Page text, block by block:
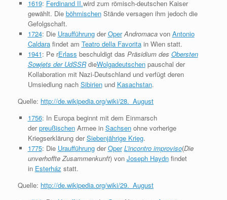
1619: Ferdinand II.wird zum römisch-deutschen Kaiser
gewählt. Die böhmischenStände versagen ihm jedoch die
Gefolgschaft.
1724: Die UraufführungderOper Andromaca von Antonio
Caldarafindet am Teatro della Favoritain Wien statt.
1941: Pe rErlass beschuldigt das Präsidium des Obersten
Sowjets der UdSSR dieWolgadeutschenpauschal der
Kollaboration mit Nazi-Deutschland und verfügt deren
Umsiedlung nach Sibirienund Kasachstan.
Quelle: http://de.wikipedia.org/wiki/28._August
1756: In Europa beginnt mit dem Einmarsch
derpreußischenArmee in Sachsenohne vorherige
Kriegserklärung derSiebenjährige Krieg.
1775: Die UraufführungderOper L’incontro improviso(Die
unverhoffte Zusammenkunft) von Joseph Haydnfindet
in Esterház statt.
Quelle: http://de.wikipedia.org/wiki/29._August